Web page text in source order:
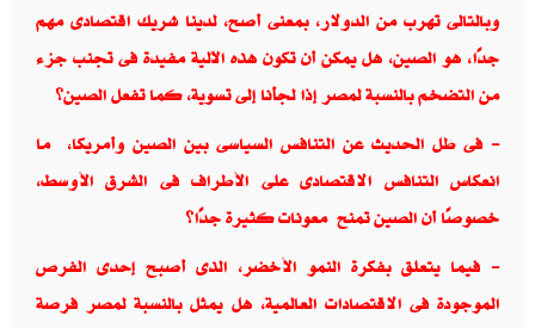
وبالتالى تهرب من الدولار، بمعنى أصح، لدينا شريك اقتصادى مهم
جدًا، هو الصين، هل يمكن أن تكون هذه الآلية مفيدة فى تجنب جزء
من التضخم بالنسبة لمصر إذا لجأنا إلى تسوية، كما تفعل الصين؟
- فى ظل الحديث عن التنافس السياسى بين الصين وأمريكا، ما
انعكاس التنافس الاقتصادى على الأطراف فى الشرق الأوسط،
خصوصًا أن الصين تمنح معونات كثيرة جدًا؟
- فيما يتعلق بفكرة النمو الأخضر، الذى أصبح إحدى الفرص
الموجودة فى الاقتصادات العالمية، هل يمثل بالنسبة لمصر فرصة